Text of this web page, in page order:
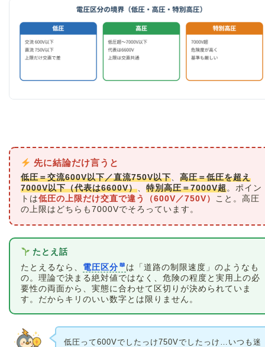
先に結論だけ言うと
低圧＝交流600V以下／直流750V以下、 高圧＝低圧を超え
7000V以下（代表は6600V）、 特別高圧＝7000V超。ポイン
トは低圧の上限だけ交直で違う（600V／750V） こと。高圧
の上限はどちらも7000Vでそろっています。
たとえ話
たとえるなら、 電圧区分
は「道路の制限速度」のようなも
の。理論で決まる絶対値ではなく、危険の程度と実用上の必
要性の両面から、実態に合わせて区切りが決められていま
す。だからキリのいい数字とは限りません。
低圧って600Vでしたっけ750Vでしたっけ…いつも迷